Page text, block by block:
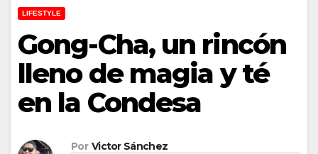
LIFESTYLE
Gong-Cha, un rincón
lleno de magia y té
en la Condesa
Por Victor Sánchez